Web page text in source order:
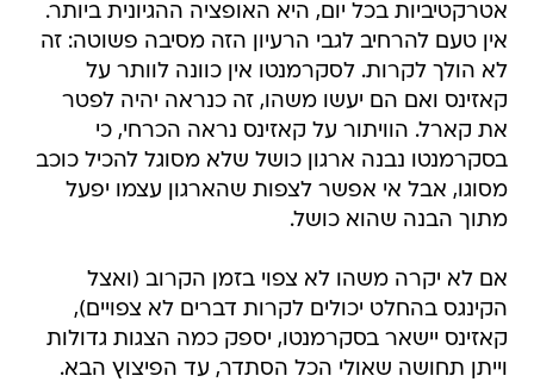
אטרקטיביות בכל יום, היא האופציה ההגיונית ביותר.
אין טעם להרחיב לגבי הרעיון הזה מסיבה פשוטה: זה
לא הולך לקרות. לסקרמנטו אין כוונה לוותר על
קאזינס ואם הם יעשו משהו, זה כנראה יהיה לפטר
את קארל. הוויתור על קאזינס נראה הכרחי, כי
בסקרמנטו נבנה ארגון כושל שלא מסוגל להכיל כוכב
מסוגו, אבל אי אפשר לצפות שהארגון עצמו יפעל
מתוך הבנה שהוא כושל.
אם לא יקרה משהו לא צפוי בזמן הקרוב (ואצל
הקינגס בהחלט יכולים לקרות דברים לא צפויים),
קאזינס יישאר בסקרמנטו, יספק כמה הצגות גדולות
וייתן תחושה שאולי הכל הסתדר, עד הפיצוץ הבא.